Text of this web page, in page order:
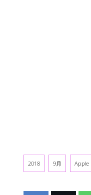
2018 9月 Apple